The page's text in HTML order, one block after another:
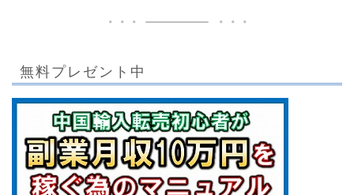
無料プレゼント中